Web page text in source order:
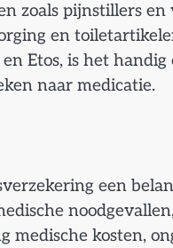
zoals pijnstillers
en
Etos, is het
naar medicatie.
een
medische kosten,